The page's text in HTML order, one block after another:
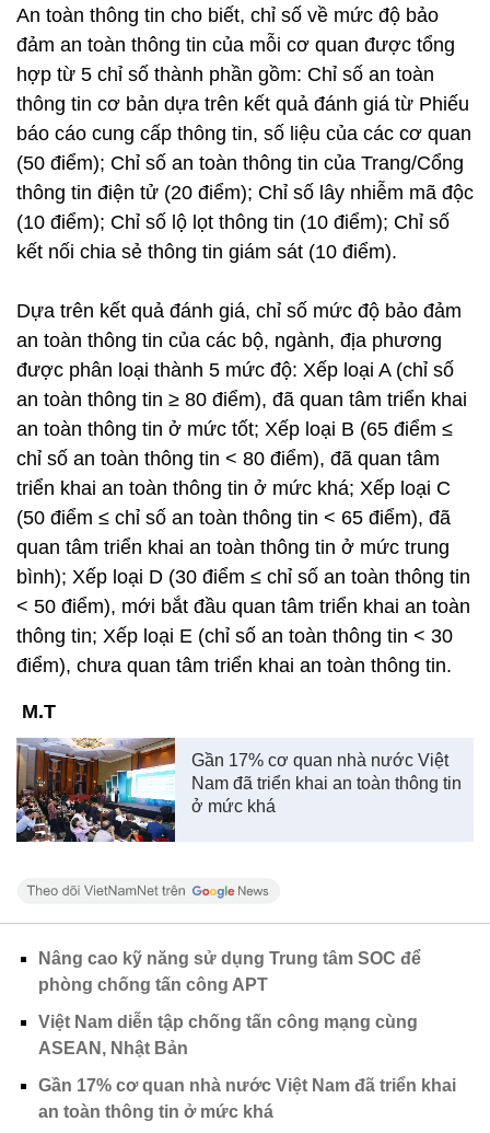
An toàn thông tin cho biết, chỉ số về mức độ bảo
đảm an toàn thông tin của mỗi cơ quan được tổng
hợp từ 5 chỉ số thành phần gồm: Chỉ số an toàn
thông tin cơ bản dựa trên kết quả đánh giá từ Phiếu
báo cáo cung cấp thông tin, số liệu của các cơ quan
(50 điểm); Chỉ số an toàn thông tin của Trang/Cổng
thông tin điện tử (20 điểm); Chỉ số lây nhiễm mã độc
(10 điểm); Chỉ số lộ lọt thông tin (10 điểm); Chỉ số
kết nối chia sẻ thông tin giám sát (10 điểm).
Dựa trên kết quả đánh giá, chỉ số mức độ bảo đảm
an toàn thông tin của các bộ, ngành, địa phương
được phân loại thành 5 mức độ: Xếp loại A (chỉ số
an toàn thông tin ≥ 80 điểm), đã quan tâm triển khai
an toàn thông tin ở mức tốt; Xếp loại B (65 điểm ≤
chỉ số an toàn thông tin < 80 điểm), đã quan tâm
triển khai an toàn thông tin ở mức khá; Xếp loại C
(50 điểm ≤ chỉ số an toàn thông tin < 65 điểm), đã
quan tâm triển khai an toàn thông tin ở mức trung
bình); Xếp loại D (30 điểm ≤ chỉ số an toàn thông tin
< 50 điểm), mới bắt đầu quan tâm triển khai an toàn
thông tin; Xếp loại E (chỉ số an toàn thông tin < 30
điểm), chưa quan tâm triển khai an toàn thông tin.
M.T
Gần 17% cơ quan nhà nước Việt
Nam đã triển khai an toàn thông tin
ở mức khá
Nâng cao kỹ năng sử dụng Trung tâm SOC để
phòng chống tấn công APT
Việt Nam diễn tập chống tấn công mạng cùng
ASEAN, Nhật Bản
Gần 17% cơ quan nhà nước Việt Nam đã triển khai
an toàn thông tin ở mức khá